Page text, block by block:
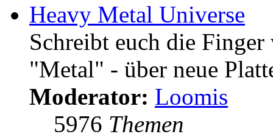
Heavy Metal Universe
Schreibt euch die
"Metal" - über neue
Moderator: Loomis
5976 Themen